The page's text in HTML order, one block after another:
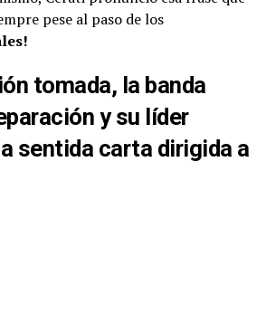
pese al paso de los
tomada, la banda
y su líder
sentida carta dirigida a